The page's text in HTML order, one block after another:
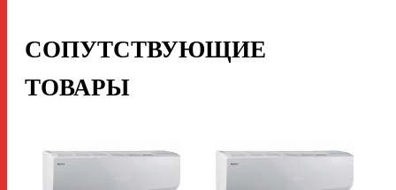
СОПУТСТВУЮЩИЕ
ТОВАРЫ